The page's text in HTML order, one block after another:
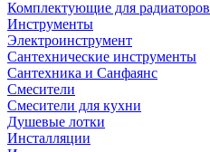
Комплектующие для радиаторов
Инструменты
Электроинструмент
Сантехнические инструменты
Сантехника и Санфаянс
Смесители
Смесители для кухни
Душевые лотки
Инсталляции